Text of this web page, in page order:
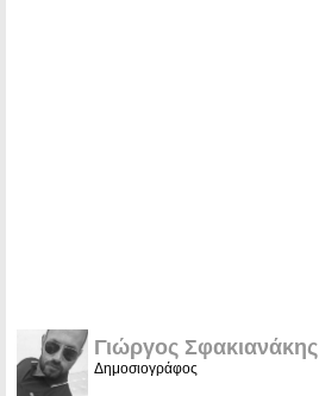
Γιώργος Σφακιανάκης
Δημοσιογράφος